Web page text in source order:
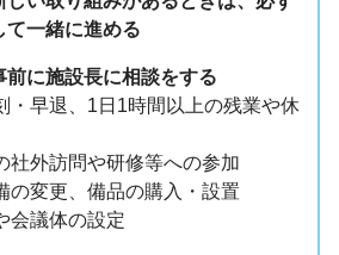
て一緒に進める
前に施設長に相談をする
・早退、1日1時間以上の残業や休
社外訪問や研修等への参加
の変更、備品の購入・設置
会議体の設定